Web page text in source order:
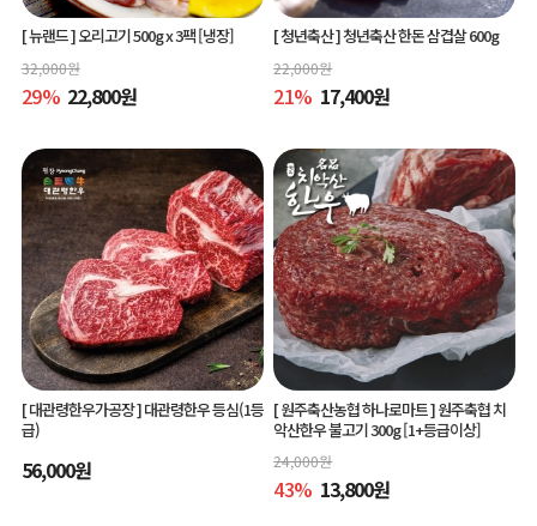
[ 뉴랜드 ]오리고기 500g x 3팩 [냉장]
32,000원
29% 22,800원
[ 청년축산 ]청년축산 한돈 삼겹살 600g
22,000원
21% 17,400원
[ 대관령한우가공장 ]대관령한우 등심(1등
급)
56,000원
[ 원주축산농협 하나로마트 ]원주축협 치
악산한우 불고기 300g [1+등급이상]
24,000원
43% 13,800원